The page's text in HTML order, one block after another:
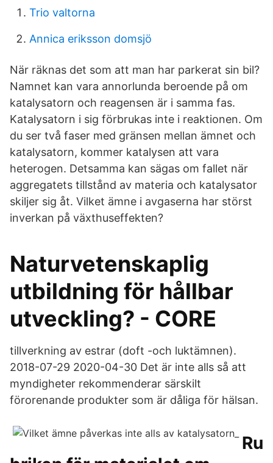
Trio valtorna
Annica eriksson domsjö
När räknas det som att man har parkerat sin bil?
Namnet kan vara annorlunda beroende på om
katalysatorn och reagensen är i samma fas.
Katalysatorn i sig förbrukas inte i reaktionen. Om
du ser två faser med gränsen mellan ämnet och
katalysatorn, kommer katalysen att vara
heterogen. Detsamma kan sägas om fallet när
aggregatets tillstånd av materia och katalysator
skiljer sig åt. Vilket ämne i avgaserna har störst
inverkan på växthuseffekten?
Naturvetenskaplig
utbildning för hållbar
utveckling? - CORE
tillverkning av estrar (doft -och luktämnen).
2018-07-29 2020-04-30 Det är inte alls så att
myndigheter rekommenderar särskilt
förorenande produkter som är dåliga för hälsan.
Ru